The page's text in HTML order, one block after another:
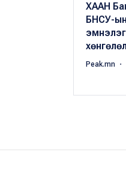
ХААН
БНСУ-ын
Peak.mn